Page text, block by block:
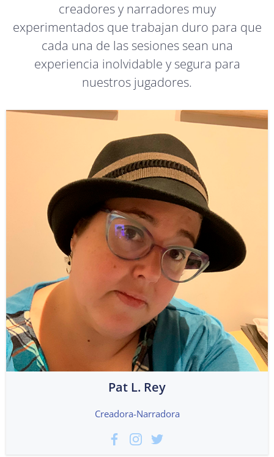
creadores y narradores muy
experimentados que trabajan duro para que
cada una de las sesiones sean una
experiencia inolvidable y segura para
nuestros jugadores.
Pat L. Rey
Creadora-Narradora